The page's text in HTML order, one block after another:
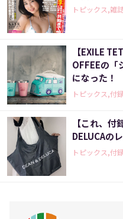
トピックス,雑
【EXILE
OFFEEの「
になった！
トピックス,付
【これ、
DELUCAの
トピックス,付